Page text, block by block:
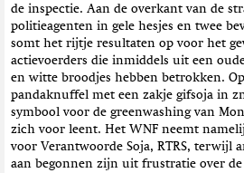
de inspectie. Aan de overkant van de
politieagenten in gele hesjes en twee
somt het rijtje resultaten op voor het
actievoerders die inmiddels uit een
en witte broodjes hebben betrokken.
pandaknuffel met een zakje gifsoja in
symbool voor de greenwashing van
zich voor leent. Het WNF neemt
voor Verantwoorde Soja, RTRS, terwijl
aan begonnen zijn uit frustratie over